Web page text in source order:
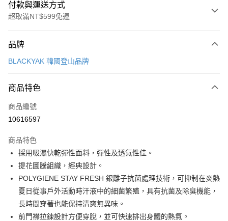
付款與運送方式
超取滿NT$599免運
信用卡一次付款
LINE Pay
Apple Pay
悠遊付
Google Pay
全盈+PAY
AFTEE先享後付
相關說明
品牌
BLACKYAK 韓國登山品牌
商品特色
商品編號
10616597
商品特色
採用吸濕快乾彈性面料，彈性及透氣性佳。
提花圖騰組織，經典設計。
POLYGIENE STAY FRESH 銀離子抗菌處理技術，可抑制在炎熱
夏日從事戶外活動時汗液中的細菌繁殖，具有抗菌及除臭機能，
長時間穿著也能保持清爽無異味。
前門襟拉鍊設計方便穿脫，並可快速排出身體的熱氣。